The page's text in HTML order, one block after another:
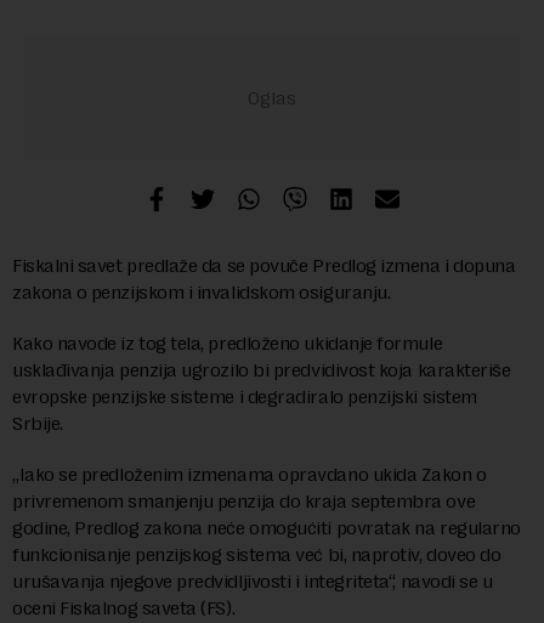
Fiskalni savet predlaže da se povuče Predlog izmena i dopuna
zakona o penzijskom i invalidskom osiguranju.
Kako navode iz tog tela, predloženo ukidanje formule
usklađivanja penzija ugrozilo bi predvidivost koja karakteriše
evropske penzijske sisteme i degradiralo penzijski sistem
Srbije.
„Iako se predloženim izmenama opravdano ukida Zakon o
privremenom smanjenju penzija do kraja septembra ove
godine, Predlog zakona neće omogućiti povratak na regularno
funkcionisanje penzijskog sistema već bi, naprotiv, doveo do
urušavanja njegove predvidljivosti i integriteta“, navodi se u
oceni Fiskalnog saveta (FS).